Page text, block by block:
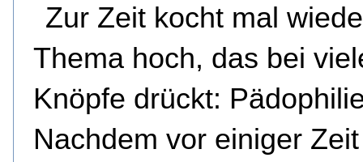
Zur Zeit kocht mal
Thema hoch, das bei
Knöpfe drückt:
Nachdem vor einiger